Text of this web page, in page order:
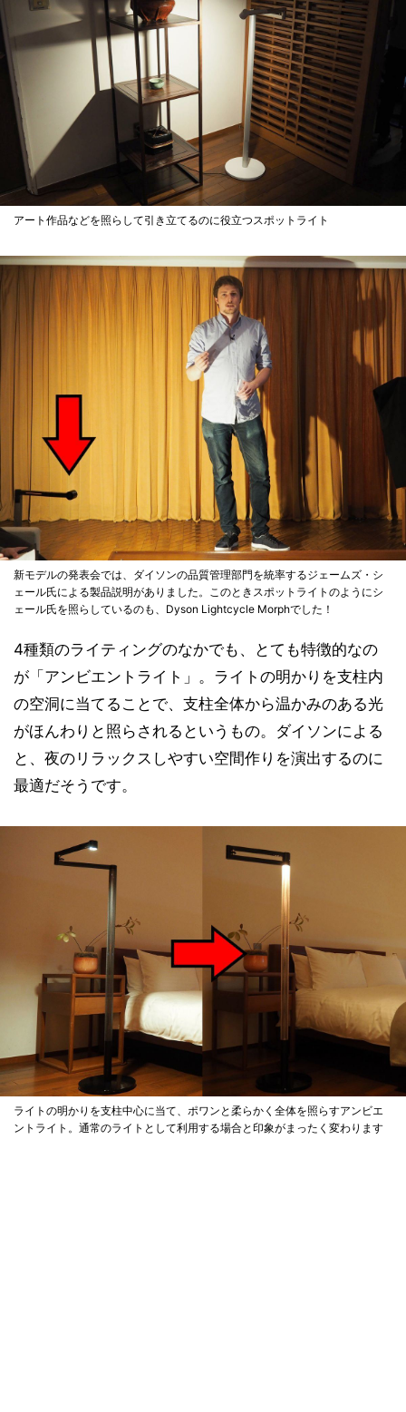
アート作品などを照らして引き立てるのに役立つスポットライト
新モデルの発表会では、ダイソンの品質管理部門を統率するジェームズ・シ
ェール氏による製品説明がありました。このときスポットライトのようにシ
ェール氏を照らしているのも、Dyson Lightcycle Morphでした！
4種類のライティングのなかでも、とても特徴的なの
が「アンビエントライト」。ライトの明かりを支柱内
の空洞に当てることで、支柱全体から温かみのある光
がほんわりと照らされるというもの。ダイソンによる
と、夜のリラックスしやすい空間作りを演出するのに
最適だそうです。
ライトの明かりを支柱中心に当て、ポワンと柔らかく全体を照らすアンビエ
ントライト。通常のライトとして利用する場合と印象がまったく変わります